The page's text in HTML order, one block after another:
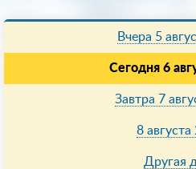
Вчера 5
Сегодня 6
Завтра 7
8 августа
Другая